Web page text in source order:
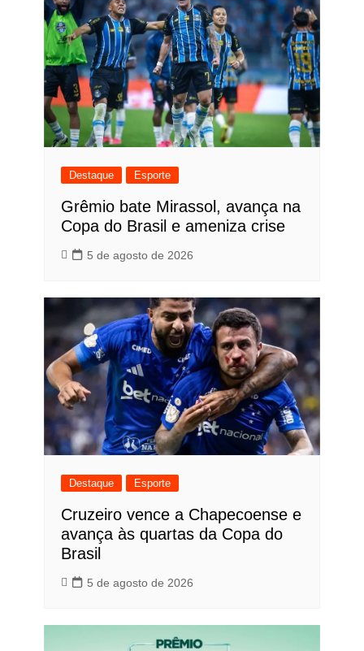
Destaque Esporte
Grêmio bate Mirassol, avança na
Copa do Brasil e ameniza crise
5 de agosto de 2026
Destaque Esporte
Cruzeiro vence a Chapecoense e
avança às quartas da Copa do
Brasil
5 de agosto de 2026